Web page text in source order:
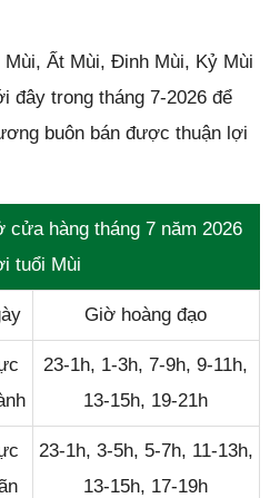
Ất Mùi, Đinh Mùi, Kỷ Mùi
đây trong tháng 7-2026 để
buôn bán được thuận lợi
hàng tháng 7 năm 2026
tuổi Mùi
Giờ hoàng đạo
23-1h, 1-3h, 7-9h, 9-11h,
13-15h, 19-21h
23-1h, 3-5h, 5-7h, 11-13h,
13-15h, 17-19h